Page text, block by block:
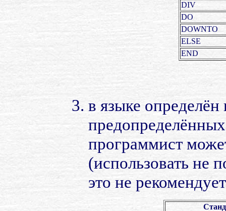
DIV
DO
DOWNTO
ELSE
END
в языке
программист
(использовать не
это не